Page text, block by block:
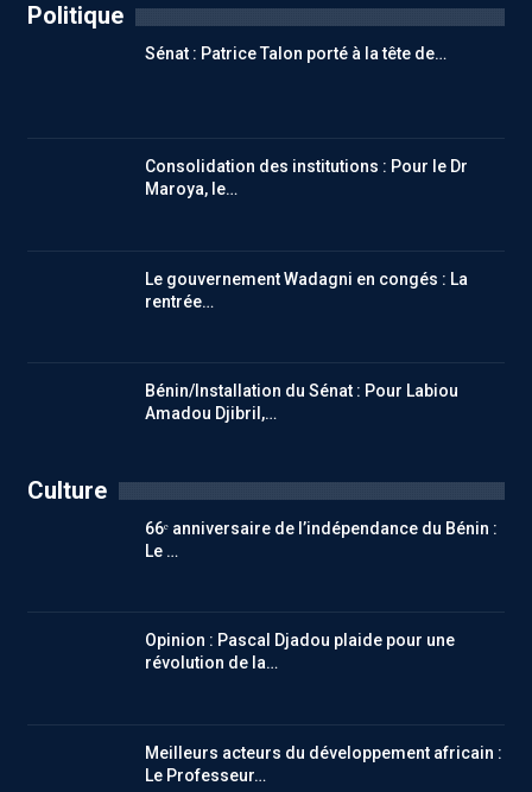
Politique
Sénat : Patrice Talon porté à la tête de…
Consolidation des institutions : Pour le Dr
Maroya, le…
Le gouvernement Wadagni en congés : La
rentrée…
Bénin/Installation du Sénat : Pour Labiou
Amadou Djibril,…
Culture
66ᵉ anniversaire de l’indépendance du Bénin :
Le …
Opinion : Pascal Djadou plaide pour une
révolution de la…
Meilleurs acteurs du développement africain :
Le Professeur…